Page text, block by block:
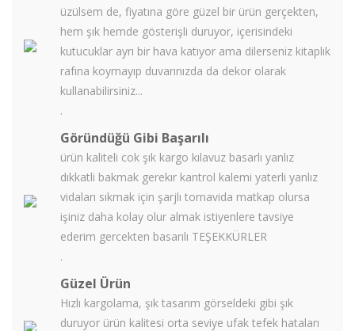
üzülsem de, fiyatına göre güzel bir ürün gerçekten,
hem şık hemde gösterişli duruyor, içerisindeki
kutucuklar ayrı bir hava katıyor ama dilerseniz kitaplık
rafına koymayıp duvarınızda da dekor olarak
kullanabilirsiniz...
.
Göründüğü Gibi Başarılı
ürün kaliteli cok şık kargo kılavuz basarlı yanlız
dıkkatli bakmak gerekır kantrol kalemi yaterli yanlız
vidaları sıkmak için şarjlı tornavida matkap olursa
işiniz daha kolay olur almak istiyenlere tavsiye
ederim gercekten basarılı TEŞEKKÜRLER
.
Güzel Ürün
Hızlı kargolama, şık tasarım görseldeki gibi şık
duruyor ürün kalitesi orta seviye ufak tefek hataları